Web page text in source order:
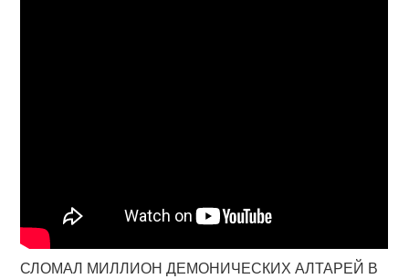
СЛОМАЛ МИЛЛИОН ДЕМОНИЧЕСКИХ АЛТАРЕЙ В